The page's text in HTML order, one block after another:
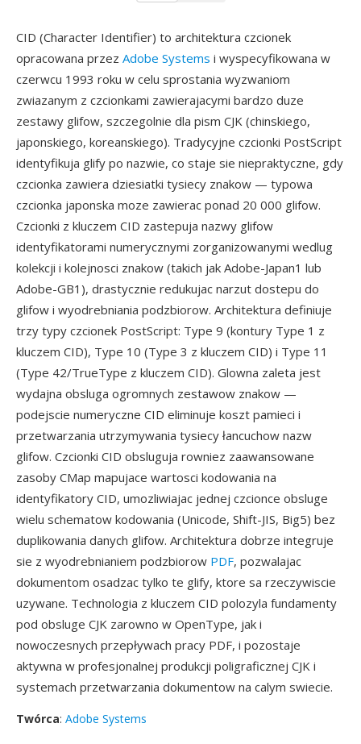
CID (Character Identifier) to architektura czcionek
opracowana przez Adobe Systems i wyspecyfikowana w
czerwcu 1993 roku w celu sprostania wyzwaniom
zwiazanym z czcionkami zawierajacymi bardzo duze
zestawy glifow, szczegolnie dla pism CJK (chinskiego,
japonskiego, koreanskiego). Tradycyjne czcionki PostScript
identyfikuja glify po nazwie, co staje sie niepraktyczne, gdy
czcionka zawiera dziesiatki tysiecy znakow — typowa
czcionka japonska moze zawierac ponad 20 000 glifow.
Czcionki z kluczem CID zastepuja nazwy glifow
identyfikatorami numerycznymi zorganizowanymi wedlug
kolekcji i kolejnosci znakow (takich jak Adobe-Japan1 lub
Adobe-GB1), drastycznie redukujac narzut dostepu do
glifow i wyodrebniania podzbiorow. Architektura definiuje
trzy typy czcionek PostScript: Type 9 (kontury Type 1 z
kluczem CID), Type 10 (Type 3 z kluczem CID) i Type 11
(Type 42/TrueType z kluczem CID). Glowna zaleta jest
wydajna obsluga ogromnych zestawow znakow —
podejscie numeryczne CID eliminuje koszt pamieci i
przetwarzania utrzymywania tysiecy łancuchow nazw
glifow. Czcionki CID obsluguja rowniez zaawansowane
zasoby CMap mapujace wartosci kodowania na
identyfikatory CID, umozliwiajac jednej czcionce obsluge
wielu schematow kodowania (Unicode, Shift-JIS, Big5) bez
duplikowania danych glifow. Architektura dobrze integruje
sie z wyodrebnianiem podzbiorow PDF, pozwalajac
dokumentom osadzac tylko te glify, ktore sa rzeczywiscie
uzywane. Technologia z kluczem CID polozyla fundamenty
pod obsluge CJK zarowno w OpenType, jak i
nowoczesnych przepływach pracy PDF, i pozostaje
aktywna w profesjonalnej produkcji poligraficznej CJK i
systemach przetwarzania dokumentow na calym swiecie.
Twórca: Adobe Systems